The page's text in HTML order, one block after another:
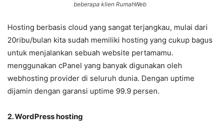
beberapa klien RumahWeb
Hosting berbasis cloud yang sangat terjangkau, mulai dari
20ribu/bulan kita sudah memiliki hosting yang cukup bagus
untuk menjalankan sebuah website pertamamu.
menggunakan cPanel yang banyak digunakan oleh
webhosting provider di seluruh dunia. Dengan uptime
dijamin dengan garansi uptime 99.9 persen.
2. WordPress hosting